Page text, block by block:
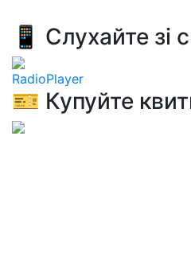
📱 Слухайте зі
RadioPlayer
🎫 Купуйте